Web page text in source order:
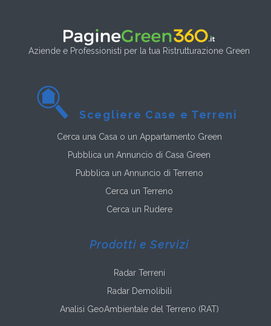
Aziende e Professionisti per la tua Ristrutturazione Green
Scegliere Case e Terreni
Cerca una Casa o un Appartamento Green
Pubblica un Annuncio di Casa Green
Pubblica un Annuncio di Terreno
Cerca un Terreno
Cerca un Rudere
Prodotti e Servizi
Radar Terreni
Radar Demolibili
Analisi GeoAmbientale del Terreno (RAT)